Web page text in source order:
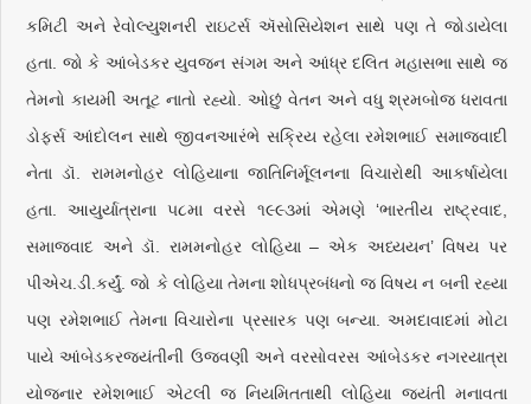
કમિટી અને રેવોલ્યુશનરી રાઇટર્સ ઍસોસિયેશન સાથે પણ તે જોડાયેલા
હતા. જો કે આંબેડકર યુવજન સંગમ અને આંધ્ર દલિત મહાસભા સાથે જ
તેમનો કાયમી અતૂટ નાતો રહ્યો. ઓછું વેતન અને વધુ શ્રમબોજ ધરાવતા
ડોફર્સ આંદોલન સાથે જીવનઆરંભે સક્રિય રહેલા રમેશભાઈ સમાજવાદી
નેતા ડૉ. રામમનોહર લોહિયાના જાતિનિર્મૂલનના વિચારોથી આકર્ષાયેલા
હતા. આયુર્યાત્રાના ૫૮મા વરસે ૧૯૯૩માં એમણે ‘ભારતીય રાષ્ટ્રવાદ,
સમાજવાદ અને ડૉ. રામમનોહર લોહિયા – એક અધ્યયન’ વિષય પર
પીએચ.ડી.કર્યું. જો કે લોહિયા તેમના શોધપ્રબંધનો જ વિષય ન બની રહ્યા
પણ રમેશભાઈ તેમના વિચારોના પ્રસારક પણ બન્યા. અમદાવાદમાં મોટા
પાયે આંબેડકરજયંતીની ઉજવણી અને વરસોવરસ આંબેડકર નગરયાત્રા
યોજનાર રમેશભાઈ એટલી જ નિયમિતતાથી લોહિયા જયંતી મનાવતા